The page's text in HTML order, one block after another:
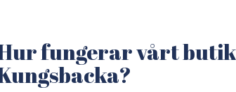
fungerar vårt